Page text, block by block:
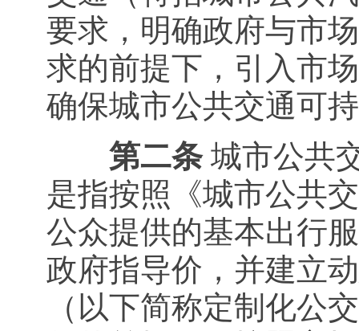
要求，明确政府与市
求的前提下，引入市
确保城市公共交通可
第二条 城市公共
是指按照《城市公共
公众提供的基本出行
政府指导价，并建立
（以下简称定制化公